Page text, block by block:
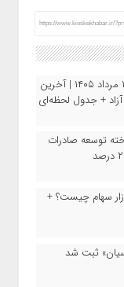
https://www.kioskekhabar.ir/
قیمت طلا و سکه امروز جمعه ۱۶ مرداد ۱۴۰۵ | آخرین
آزاد + جدول لحظه‌ای
«اندوخته توسعه صادرات
سهام چیست؟ +
ثبت شد